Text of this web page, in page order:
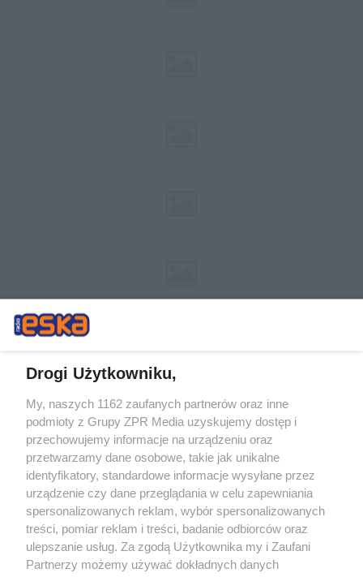
Żaden utwór zamieszczony w serwisie nie może być powielany i
rozpowszechniany lub dalej rozpowszechniany w jakikolwiek sposób (w
tym także elektroniczny lub mechaniczny) na jakimkolwiek polu
eksploatacji w jakiejkolwiek formie, włącznie z umieszczaniem w
Internecie bez pisemnej zgody właściciela praw. Jakiekolwiek użycie lub
wykorzystanie utworów w całości lub w części z naruszeniem prawa,
tzn. bez właściwej zgody, jest zabronione pod groźbą kary i może być
ścigane prawnie.
Drogi Użytkowniku,
My, naszych 1162 zaufanych partnerów oraz inne
podmioty z Grupy ZPR Media uzyskujemy dostęp i
przechowujemy informacje na urządzeniu oraz
przetwarzamy dane osobowe, takie jak unikalne
identyfikatory, standardowe informacje wysyłane przez
urządzenie czy dane przeglądania w celu zapewniania
spersonalizowanych reklam, wybór spersonalizowanych
treści, pomiar reklam i treści, badanie odbiorców oraz
ulepszanie usług. Za zgodą Użytkownika my i Zaufani
Partnerzy możemy używać dokładnych danych